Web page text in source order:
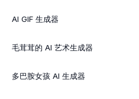
AI GIF 生成器
毛茸茸的 AI 艺术生成器
多巴胺女孩 AI 生成器